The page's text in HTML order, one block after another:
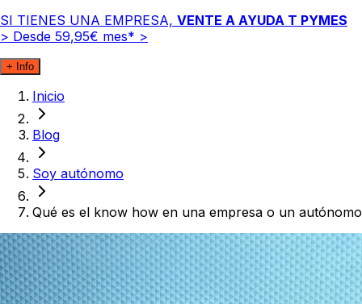
SI TIENES UNA EMPRESA, VENTE A AYUDA T PYMES
> Desde 59,95€ mes* >
+ Info
Inicio
Blog
Soy autónomo
Qué es el know how en una empresa o un autónomo